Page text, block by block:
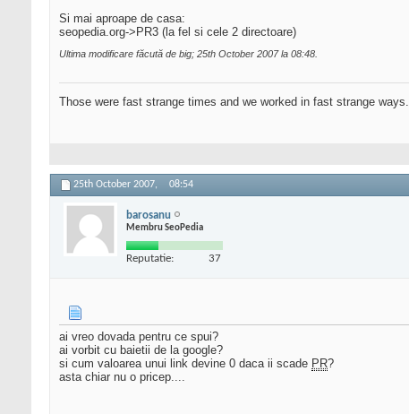
Si mai aproape de casa:
seopedia.org->PR3 (la fel si cele 2 directoare)
Ultima modificare făcută de big; 25th October 2007 la 08:48
Those were fast strange times and we worked in fast strange ways.
25th October 2007, 08:54
barosanu
Membru SeoPedia
Reputatie: 37
ai vreo dovada pentru ce spui?
ai vorbit cu baietii de la google?
si cum valoarea unui link devine 0 daca ii scade PR?
asta chiar nu o pricep....